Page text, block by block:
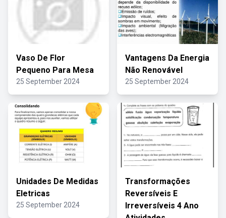
Vaso De Flor
Pequeno Para Mesa
25 September 2024
Vantagens Da Energia
Não Renovável
25 September 2024
Unidades De Medidas
Eletricas
25 September 2024
Transformações
Reversíveis E
Irreversíveis 4 Ano